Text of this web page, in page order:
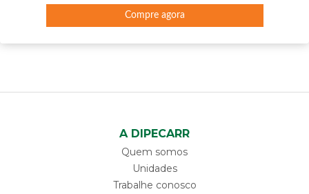
Compre agora
A DIPECARR
Quem somos
Unidades
Trabalhe conosco